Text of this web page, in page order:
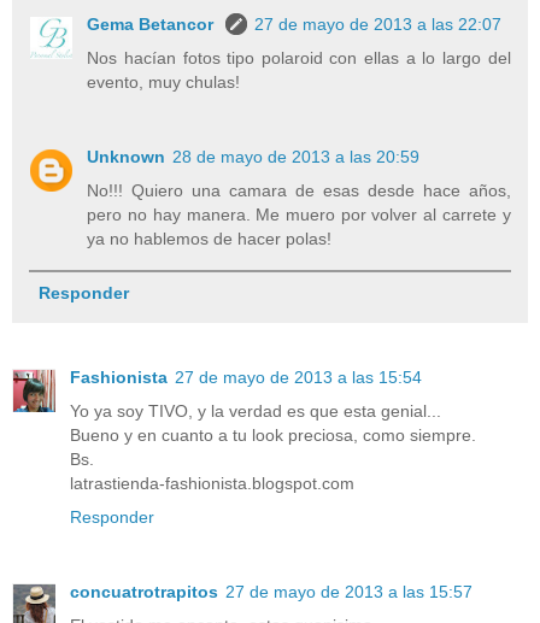
Gema Betancor
27 de mayo de 2013 a las 22:07
Nos hacían fotos tipo polaroid con ellas a lo largo del
evento, muy chulas!
Unknown 28 de mayo de 2013 a las 20:59
No!!! Quiero una camara de esas desde hace años,
pero no hay manera. Me muero por volver al carrete y
ya no hablemos de hacer polas!
Responder
Fashionista 27 de mayo de 2013 a las 15:54
Yo ya soy TIVO, y la verdad es que esta genial...
Bueno y en cuanto a tu look preciosa, como siempre.
Bs.
latrastienda-fashionista.blogspot.com
Responder
concuatrotrapitos 27 de mayo de 2013 a las 15:57